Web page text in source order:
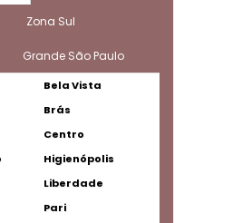
Zona Sul
Grande São Paulo
Bela Vista
Brás
Centro
Higienópolis
Liberdade
Pari